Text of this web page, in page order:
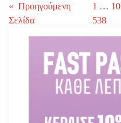
« Προηγούμενη
Σελίδα
1 … 10
538